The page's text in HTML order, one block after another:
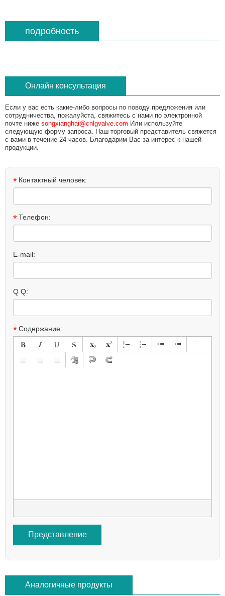
подробность
Онлайн консультация
Если у вас есть какие-либо вопросы по поводу предложения или
сотрудничества, пожалуйста, свяжитесь с нами по электронной
почте ниже songxianghai@cnlgvalve.com Или используйте
следующую форму запроса. Наш торговый представитель свяжется
с вами в течение 24 часов. Благодарим Вас за интерес к нашей
продукции.
* Контактный человек:
*Телефон:
E-mail:
Q Q:
*Содержание:
Представление
Аналогичные продукты